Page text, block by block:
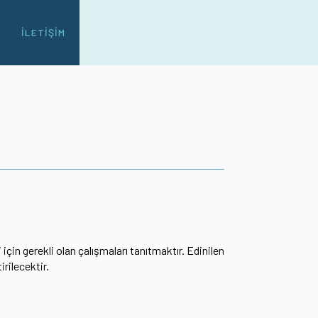
İLETIŞIM
gerekli olan çalışmaları tanıtmaktır. Edinilen